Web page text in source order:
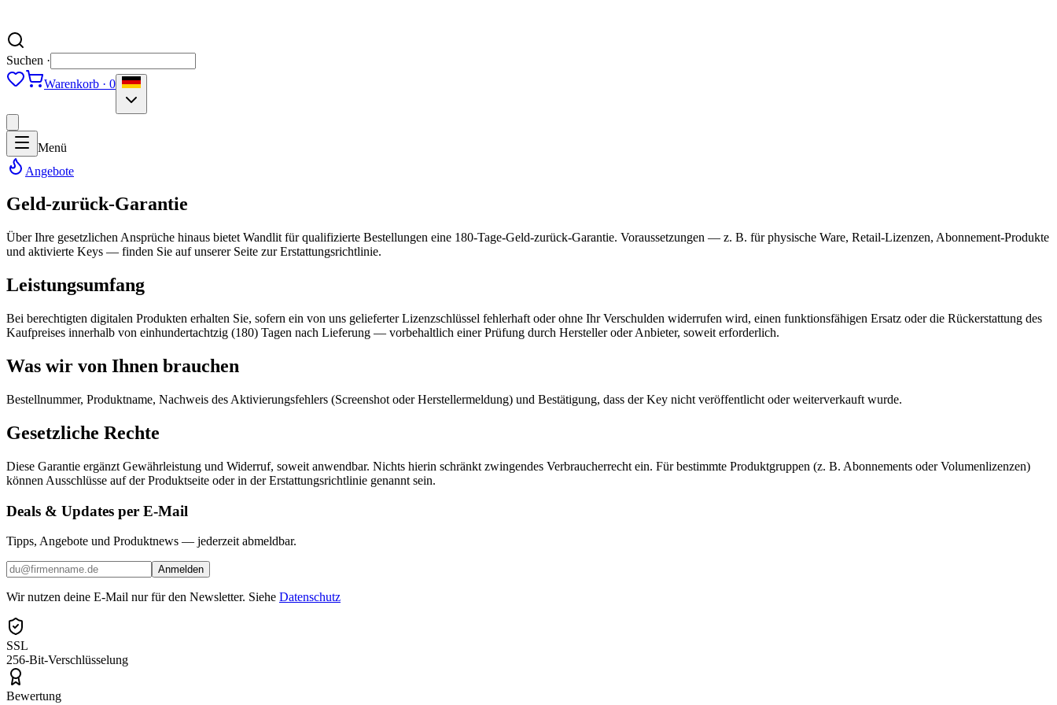
Suchen ·
Warenkorb · 0
Menü
Angebote
Geld-zurück-Garantie
Über Ihre gesetzlichen Ansprüche hinaus bietet Wandlit für qualifizierte Bestellungen eine 180-Tage-Geld-zurück-Garantie. Voraussetzungen — z. B. für physische Ware, Retail-Lizenzen, Abonnement-Produkte
und aktivierte Keys — finden Sie auf unserer Seite zur Erstattungsrichtlinie.
Leistungsumfang
Bei berechtigten digitalen Produkten erhalten Sie, sofern ein von uns gelieferter Lizenzschlüssel fehlerhaft oder ohne Ihr Verschulden widerrufen wird, einen funktionsfähigen Ersatz oder die Rückerstattung des
Kaufpreises innerhalb von einhundertachtzig (180) Tagen nach Lieferung — vorbehaltlich einer Prüfung durch Hersteller oder Anbieter, soweit erforderlich.
Was wir von Ihnen brauchen
Bestellnummer, Produktname, Nachweis des Aktivierungsfehlers (Screenshot oder Herstellermeldung) und Bestätigung, dass der Key nicht veröffentlicht oder weiterverkauft wurde.
Gesetzliche Rechte
Diese Garantie ergänzt Gewährleistung und Widerruf, soweit anwendbar. Nichts hierin schränkt zwingendes Verbraucherrecht ein. Für bestimmte Produktgruppen (z. B. Abonnements oder Volumenlizenzen)
können Ausschlüsse auf der Produktseite oder in der Erstattungsrichtlinie genannt sein.
Deals & Updates per E-Mail
Tipps, Angebote und Produktnews — jederzeit abmeldbar.
Anmelden
Wir nutzen deine E-Mail nur für den Newsletter. Siehe Datenschutz
SSL
256-Bit-Verschlüsselung
Bewertung